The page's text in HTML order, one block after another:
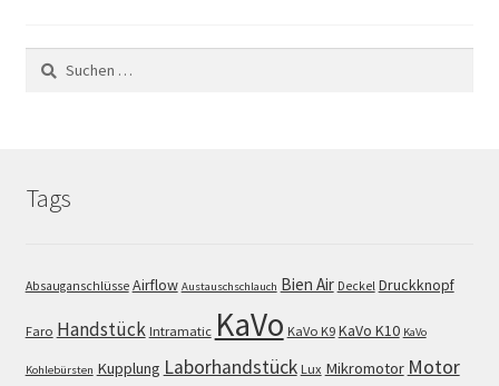
Suchen
nach:
Tags
Absauganschlüsse Airflow Austauschschlauch Bien Air Deckel Druckknopf
Faro Handstück Intramatic KaVo KaVo K9 KaVo K10 KaVo
Kohlebürsten Kupplung Laborhandstück Lux Mikromotor Motor